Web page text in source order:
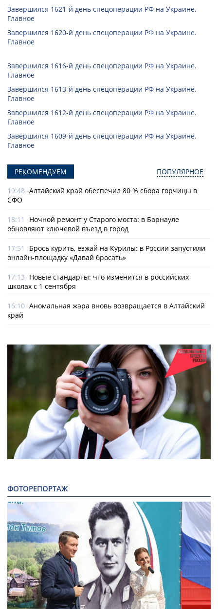
Завершился 1621-й день спецоперации РФ на Украине.
Главное
Завершился 1620-й день спецоперации РФ на Украине.
Главное
Завершился 1616-й день спецоперации РФ на Украине.
Главное
Завершился 1613-й день спецоперации РФ на Украине.
Главное
Завершился 1612-й день спецоперации РФ на Украине.
Главное
Завершился 1609-й день спецоперации РФ на Украине.
Главное
РЕКОМЕНДУЕМ ПОПУЛЯРНОЕ
19:48 Алтайский край обеспечил 80 % сбора горчицы в
СФО
18:11
Ночной ремонт у Старого моста: в Барнауле
обновляют ключевой въезд в город
17:51
Брось курить, езжай на Курилы: в России запустили
онлайн-­площадку «Давай бросать»
17:13 Новые стандарты: что изменится в российских
школах с 1 сентября
16:10 Аномальная жара вновь возвращается в Алтайский
край
ФОТОРЕПОРТАЖ